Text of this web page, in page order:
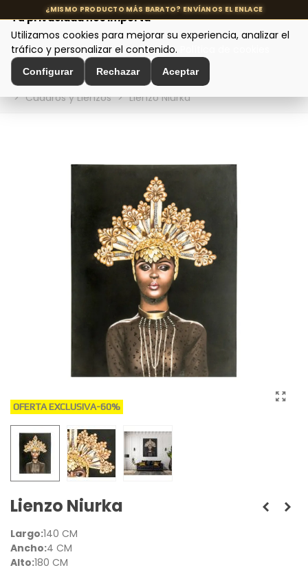
MENÚ
Inicio > Decoración de Interiores > Decoración de Pared
> Cuadros y Lienzos > Lienzo Niurka
OFERTA EXCLUSIVA-60%
Lienzo Niurka
Largo:140 CM
Ancho:4 CM
Alto:180 CM
Tu privacidad nos importa
Utilizamos cookies para mejorar su experiencia, analizar el
tráfico y personalizar el contenido.
Configurar Rechazar Aceptar